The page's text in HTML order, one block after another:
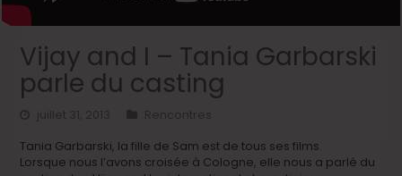
Vijay and I – Tania Garbarski
parle du casting
juillet 31, 2013
Rencontres
Tania Garbarski, la fille de Sam est de tous ses films.
Lorsque nous l’avons croisée à Cologne, elle nous a parlé du